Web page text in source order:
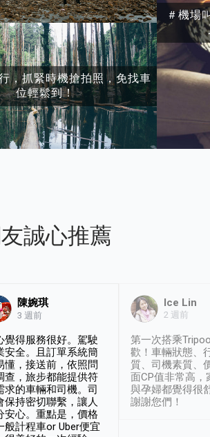
，抓緊時機搶拍照，免找車
位輕鬆到！
＃機場
誠心推薦
陳婉琪
3 週前
覺得服務很好。駕駛
安全。且訂單系統簡
懂，接送前，依照問
查，旅步都能提供符
求的車輛和司機。司
保持密切聯繫，讓人
安心。重點是，價格
般計程車or Uber便宜
Ice Lin
2 週前
第一次搭乘
歡！車輛狀態、
質、司機素質、
面CP值非常高，
與孕婦都覺得很
謝謝您們！